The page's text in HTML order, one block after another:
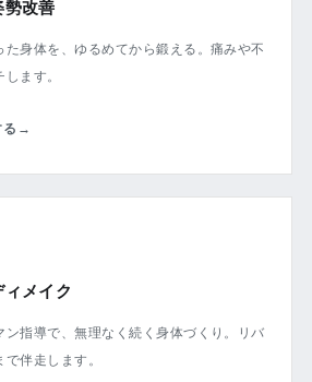
勢改善
た身体を、ゆるめてから鍛える。痛みや不
ます。
→
メイク
ン指導で、無理なく続く身体づくり。リバ
伴走します。